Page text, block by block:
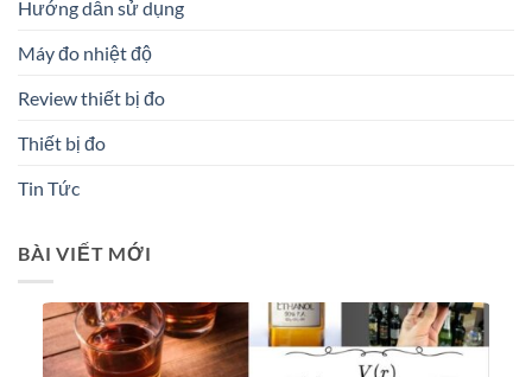
Hướng dẫn sử dụng
Máy đo nhiệt độ
Review thiết bị đo
Thiết bị đo
Tin Tức
BÀI VIẾT MỚI